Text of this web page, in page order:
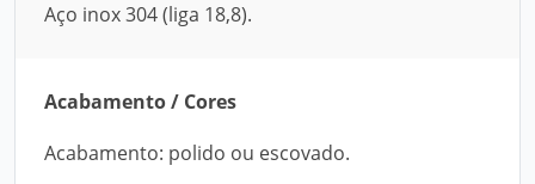
Aço inox 304 (liga 18,8).
Acabamento / Cores
Acabamento: polido ou escovado.